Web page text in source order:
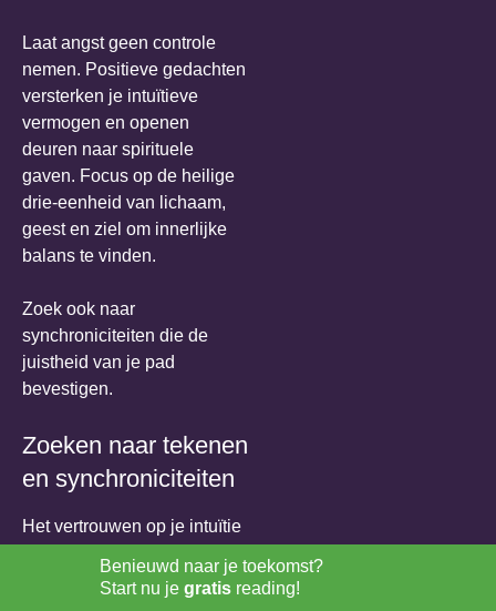
Laat angst geen controle
nemen. Positieve gedachten
versterken je intuïtieve
vermogen en openen
deuren naar spirituele
gaven. Focus op de heilige
drie-eenheid van lichaam,
geest en ziel om innerlijke
balans te vinden.
Zoek ook naar
synchroniciteiten die de
juistheid van je pad
bevestigen.
Zoeken naar tekenen
en synchroniciteiten
Het vertrouwen op je intuïtie
van tekenen en
Benieuwd naar je toekomst?
Start nu je gratis reading!